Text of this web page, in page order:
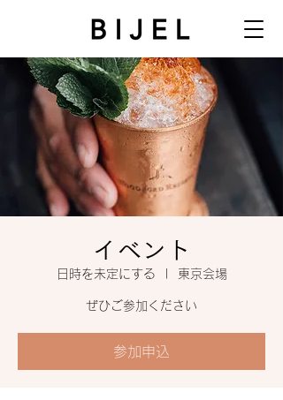
イベント
日時を未定にする 東京会場
ぜひご参加ください
参加申込